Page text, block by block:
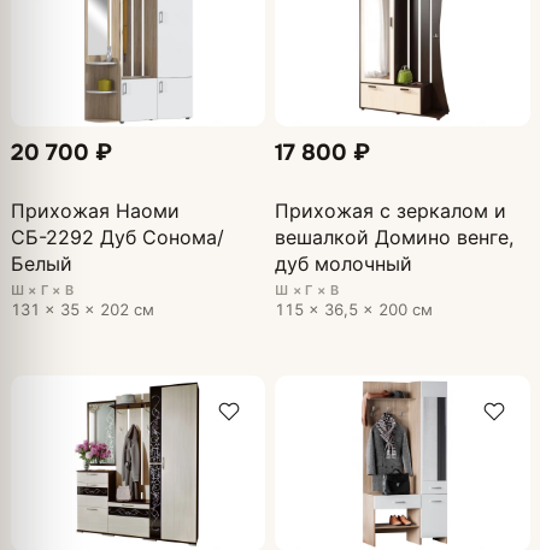
20 700 ₽
Прихожая Наоми
СБ-2292 Дуб Сонома/
Белый
Ш × Г × В
131 × 35 × 202 см
17 800 ₽
Прихожая с зеркалом и
вешалкой Домино венге,
дуб молочный
Ш × Г × В
115 × 36,5 × 200 см